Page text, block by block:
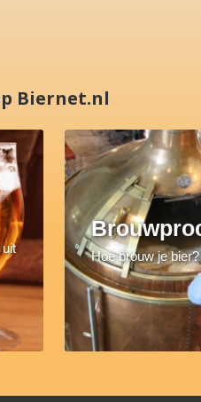
Biernet.nl
Hoe brouw je bier?